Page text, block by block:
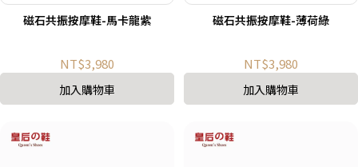
磁石共振按摩鞋-馬卡龍紫
NT$3,980
加入購物車
磁石共振按摩鞋-薄荷綠
NT$3,980
加入購物車